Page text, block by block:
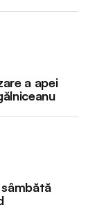
a apei